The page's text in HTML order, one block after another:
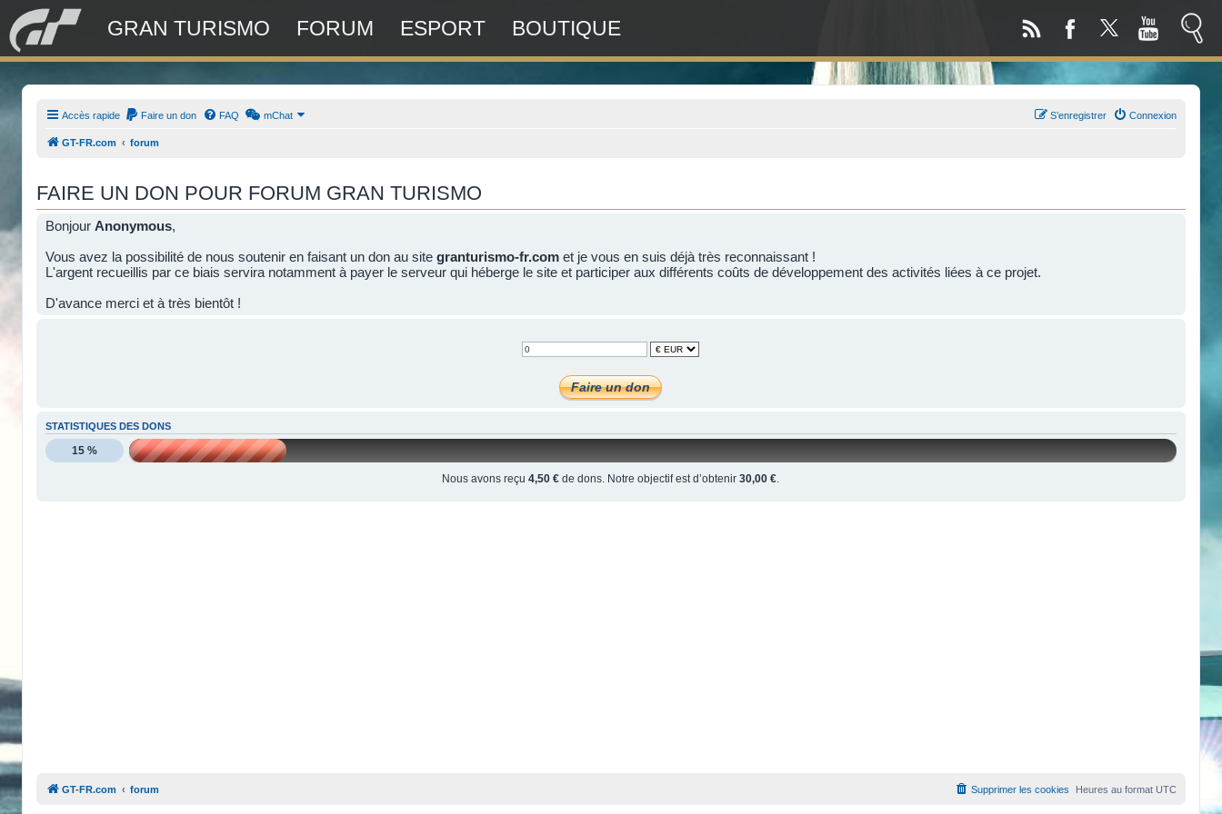
GRAN TURISMO FORUM ESPORT BOUTIQUE
Accès rapide Faire un don FAQ mChat Connexion
S’enregistrer
GT-FR.com forum
FAIRE UN DON POUR FORUM GRAN TURISMO
BonjourAnonymous,
Vous avez la possibilité de nous soutenir en faisant un don au sitegranturismo-fr.com et je vous en suis déjà très reconnaissant !
L'argent recueillis par ce biais servira notamment à payer le serveur qui héberge le site et participer aux différents coûts de développement des activités liées à ce projet.
D'avance merci et à très bientôt !
STATISTIQUES DES DONS
15 %
Nous avons reçu4,50 € de dons. Notre objectif est d’obtenir30,00 €.
GT-FR.com forum Heures au format UTC
Supprimer les cookies